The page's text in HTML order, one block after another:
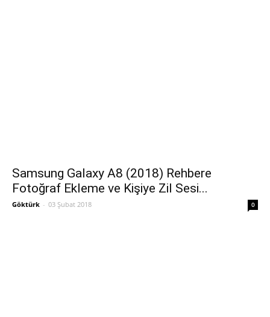
Samsung Galaxy A8 (2018) Rehbere
Fotoğraf Ekleme ve Kişiye Zil Sesi...
Göktürk - 03 Şubat 2018 0